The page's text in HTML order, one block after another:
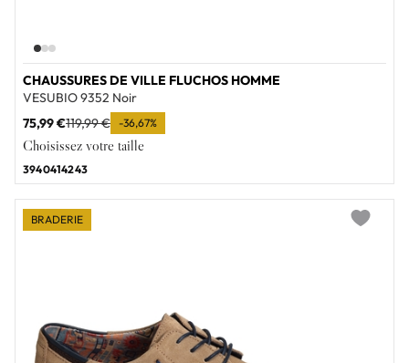
CHAUSSURES DE VILLE FLUCHOS HOMME
VESUBIO 9352 Noir
75,99 €119,99 € -36,67%
Choisissez votre taille
3940414243
BRADERIE